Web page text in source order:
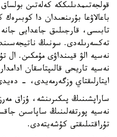
قولجەتىمدىلىككە كەلەتىن
باعالاۋعا بۇرىنعىدان دا
تابىسى، قارجىلىق جاعدايى
تەكسەرىلەدى. سونىڭ
نەسيە الۋ قيىنداۋى مۇمكىن. ال
نەسيە تاريحى قالىپتاسقان
ايتارلىقتاي وزگەرمەيدى، -
ساراپشىنىڭ پىكىرىنشە، ۇزاق
نەسيە پورتفەلىنىڭ ساپاسىن
تۇراقتىلىقتى كۇشەيتەدى.